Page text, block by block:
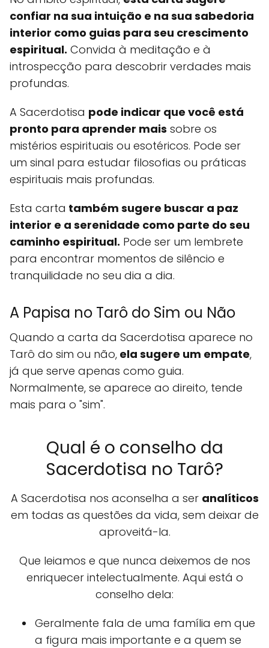
confiar na sua intuição e na sua sabedoria
interior como guias para seu crescimento
espiritual. Convida à meditação e à
introspecção para descobrir verdades mais
profundas.
A Sacerdotisa pode indicar que você está
pronto para aprender mais sobre os
mistérios espirituais ou esotéricos. Pode ser
um sinal para estudar filosofias ou práticas
espirituais mais profundas.
Esta carta também sugere buscar a paz
interior e a serenidade como parte do seu
caminho espiritual. Pode ser um lembrete
para encontrar momentos de silêncio e
tranquilidade no seu dia a dia.
A Papisa no Tarô do Sim ou Não
Quando a carta da Sacerdotisa aparece no
Tarô do sim ou não, ela sugere um empate,
já que serve apenas como guia.
Normalmente, se aparece ao direito, tende
mais para o "sim".
Qual é o conselho da
Sacerdotisa no Tarô?
A Sacerdotisa nos aconselha a ser analíticos
em todas as questões da vida, sem deixar de
aproveitá-la.
Que leiamos e que nunca deixemos de nos
enriquecer intelectualmente. Aqui está o
conselho dela:
Geralmente fala de uma família em que
a figura mais importante e a quem se